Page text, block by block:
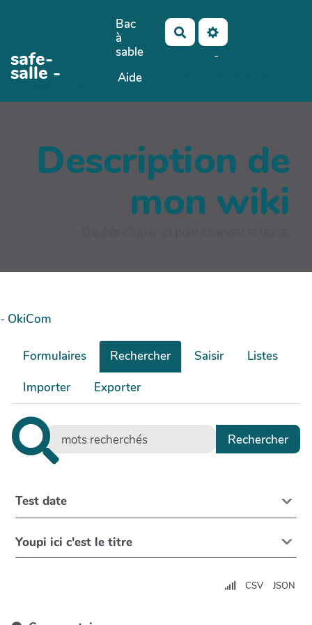
Aller au contenu principal
safe-
salle -
Bac
à
sable
Aide
Rechercher
-
Description de
mon wiki
- OkiCom
Formulaires Rechercher Saisir
Listes
Importer
Exporter
Test date
Youpi ici c'est le titre
CSV JSON